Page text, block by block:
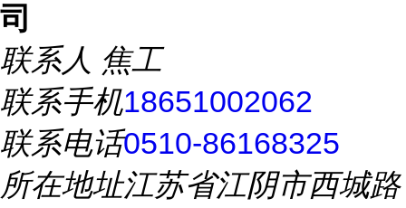
司
联系人 焦工
联系手机18651002062
联系电话0510-86168325
所在地址江苏省江阴市西城路